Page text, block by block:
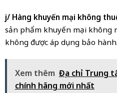
j/ Hàng khuyến mại không
sản phẩm khuyến mại không
không được áp dụng bảo hành.
Xem thêm Địa chỉ Trung
chính hãng mới nhất